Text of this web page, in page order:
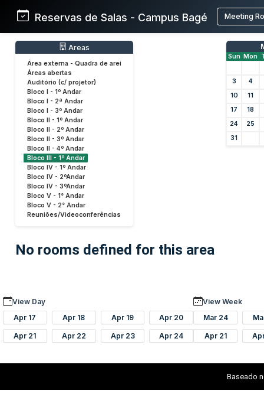
Reservas de Salas - Campus Bagé Meeting
Areas
Área externa - Quadra de arei
Áreas abertas
Auditório (c/ projetor)
Bloco I - 1º Andar
Bloco I - 2ª Andar
Bloco I - 3º Andar
Bloco II - 1º Andar
Bloco II - 2º Andar
Bloco II - 3º Andar
Bloco II - 4º Andar
Bloco III - 1º Andar
Bloco IV - 1º Andar
Bloco IV - 2ºAndar
Bloco IV - 3ºAndar
Bloco V - 1° Andar
Bloco V - 2° Andar
Reuniões/Videoconferências
Sun Mon
3
4
10
11
17
18
24
25
31
No rooms defined for this area
View Day
Apr 17
Apr 18 Apr 19 Apr 20
Apr 21 Apr 22 Apr 23 Apr 24
View Week
Mar 24
Apr 21
Baseado